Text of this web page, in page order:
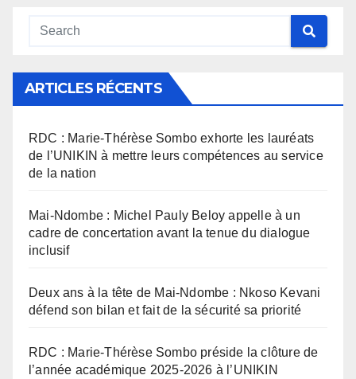
ARTICLES RÉCENTS
RDC : Marie-Thérèse Sombo exhorte les lauréats
de l’UNIKIN à mettre leurs compétences au service
de la nation
Mai-Ndombe : Michel Pauly Beloy appelle à un
cadre de concertation avant la tenue du dialogue
inclusif
Deux ans à la tête de Mai-Ndombe : Nkoso Kevani
défend son bilan et fait de la sécurité sa priorité
RDC : Marie-Thérèse Sombo préside la clôture de
l’année académique 2025-2026 à l’UNIKIN